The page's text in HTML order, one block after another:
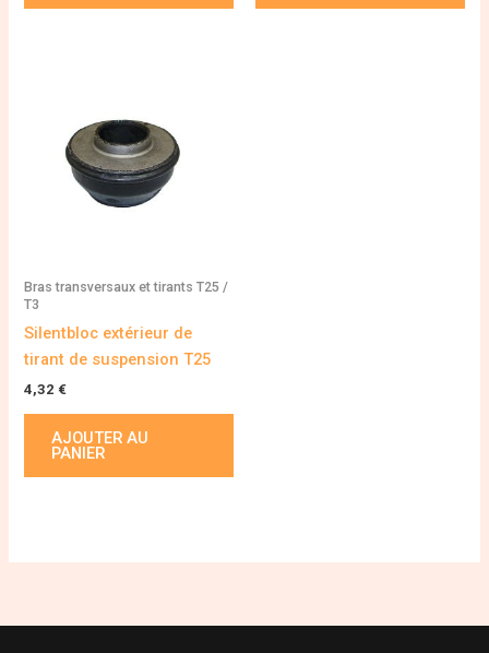
Bras transversaux et tirants T25 /
T3
Silentbloc extérieur de
tirant de suspension T25
4,32 €
AJOUTER AU
PANIER